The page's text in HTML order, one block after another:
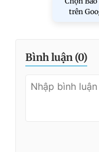
trên
Bình luận (0)